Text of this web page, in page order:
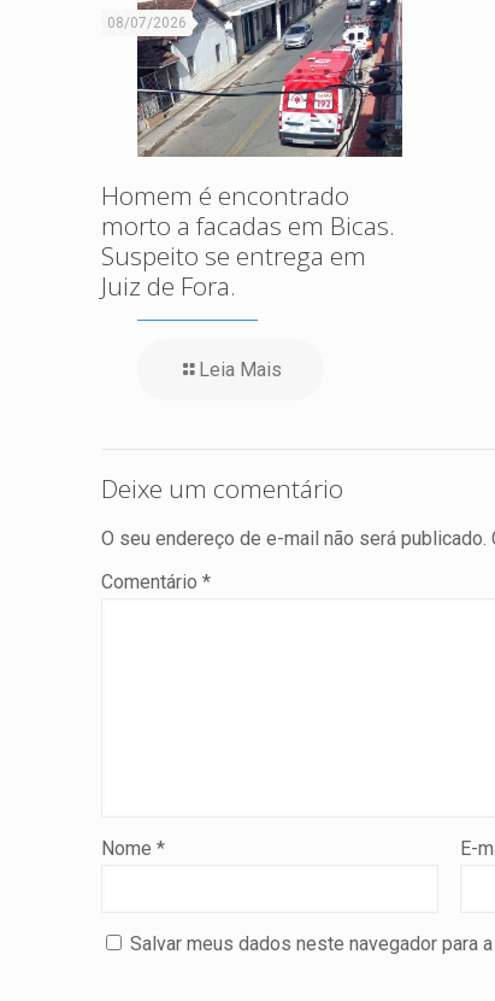
08/07/2026
Homem é encontrado
morto a facadas em Bicas.
Suspeito se entrega em
Juiz de Fora.
Leia Mais
Deixe um comentário
O seu endereço de e-mail não será publicado.
Comentário *
Nome * E-
Salvar meus dados neste navegador para